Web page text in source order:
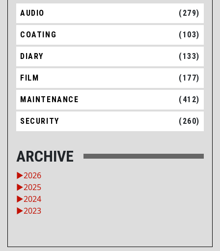
AUDIO (279)
COATING (103)
DIARY (133)
FILM (177)
MAINTENANCE (412)
SECURITY (260)
ARCHIVE
►2026
►2025
►2024
►2023